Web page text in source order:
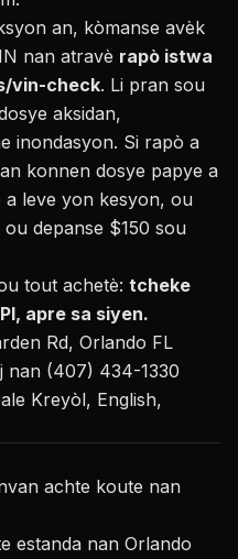
an, kòmanse avèk
nan atravè rapò istwa
vin-check. Li pran sou
aksidan,
inondasyon. Si rapò a
konnen dosye papye a
leve yon kesyon, ou
depanse $150 sou
tout achetè: tcheke
apre sa siyen.
Rd, Orlando FL
nan (407) 434-1330
Kreyòl, English,
achte koute nan
estanda nan Orlando